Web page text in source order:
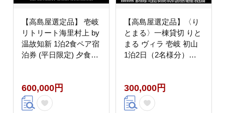
【高島屋選定品】 壱岐
リトリート海里村上 by
温故知新 1泊2食ペア宿
泊券 (平日限定) 夕食ア
[JFJ002] 600000
600000円 60万円
600,000円
【高島屋選定品】〈り
とまる〉一棟貸切 りと
まる ヴィラ 壱岐 初山
1泊2日（2名様分）
300,000円